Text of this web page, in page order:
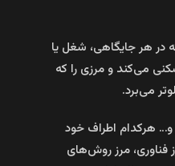
در هر جایگاهی، شغل یا
می‌کند و مرزی را که
می‌برد.
و… هرکدام اطراف خود
فناوری، مرز روش‌های